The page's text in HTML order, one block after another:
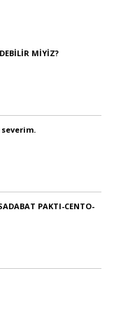
MİYİZ?
PAKTI-CENTO-